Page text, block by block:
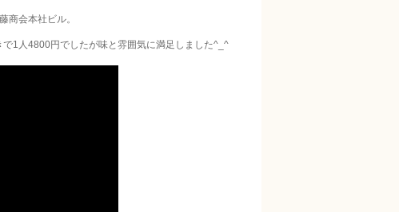
商会本社ビル。
1人4800円でしたが味と雰囲気に満足しました^_^